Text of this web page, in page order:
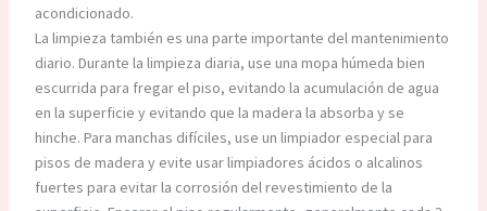
acondicionado.
La limpieza también es una parte importante del mantenimiento
diario. Durante la limpieza diaria, use una mopa húmeda bien
escurrida para fregar el piso, evitando la acumulación de agua
en la superficie y evitando que la madera la absorba y se
hinche. Para manchas difíciles, use un limpiador especial para
pisos de madera y evite usar limpiadores ácidos o alcalinos
fuertes para evitar la corrosión del revestimiento de la